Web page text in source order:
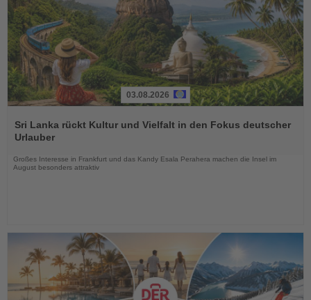
Sie
die
03.08.2026
Sri Lanka rückt Kultur und Vielfalt in den Fokus deutscher
Urlauber
Großes Interesse in Frankfurt und das Kandy Esala Perahera machen die Insel im
August besonders attraktiv